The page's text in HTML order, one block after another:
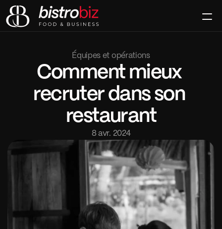
Rejoindre
Équipes et opérations
Comment mieux
recruter dans son
restaurant
8 avr. 2024